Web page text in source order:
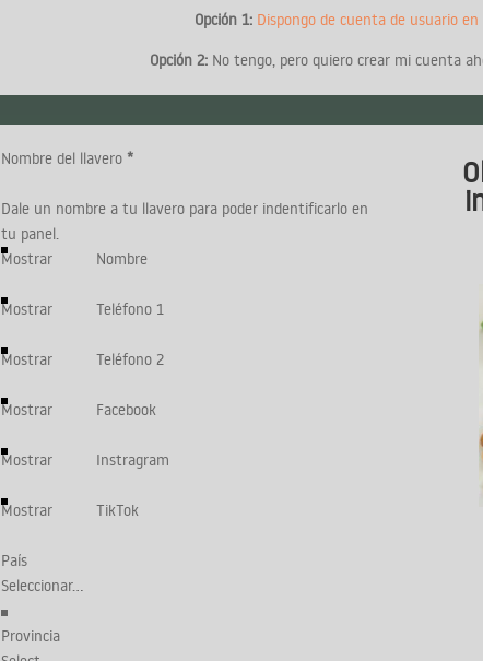
Opción 1: Dispongo de cuenta de usuario
Opción 2: No tengo, pero quiero crear mi cuenta
Nombre del llavero *
Dale un nombre a tu llavero para poder indentificarlo en
tu panel.
Mostrar
Nombre
Mostrar Teléfono 1
Mostrar Teléfono 2
Mostrar Facebook
Mostrar Instragram
Mostrar TikTok
País
Provincia